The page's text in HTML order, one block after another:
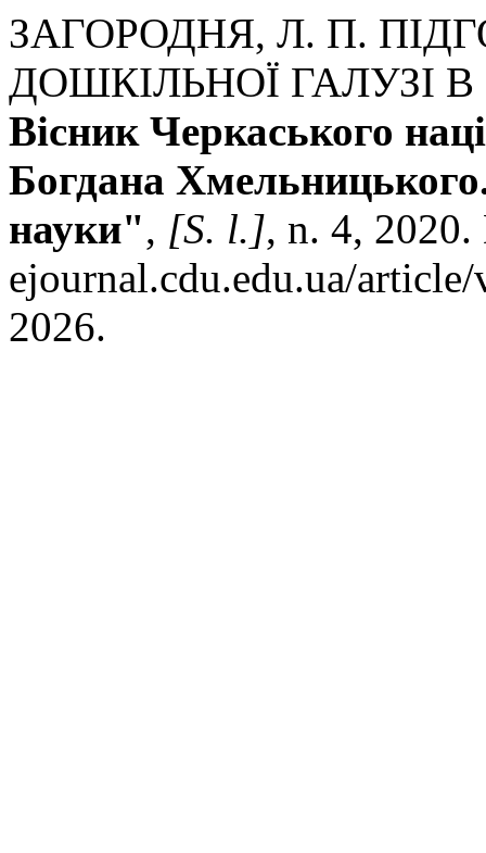
ЗАГОРОДНЯ, Л. П.
ДОШКІЛЬНОЇ ГАЛУЗІ
Вісник Черкаського
Богдана
науки", [S. l.], n. 4,
ejournal.cdu.edu.ua/
2026.